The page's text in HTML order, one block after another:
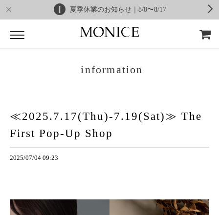
夏季休業のお知らせ｜8/8〜8/17
information
≪2025.7.17(Thu)-7.19(Sat)≫ The
First Pop-Up Shop
2025/07/04 09:23